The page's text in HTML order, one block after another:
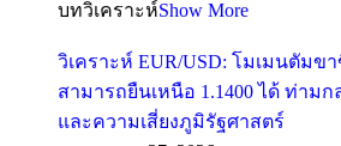
สามารถยืนเหนือ 1.1400 ได้ ท่าม
และความเสี่ยงภูมิรัฐศาสตร์
กรกฎาคม 27, 2026